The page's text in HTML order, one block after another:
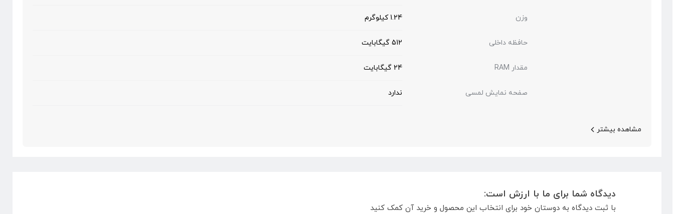
وزن 1.24 کیلوگرم
حافظه داخلی 512 گیگابایت
مقدار RAM 24 گیگابایت
صفحه نمایش لمسی ندارد
مشاهده بیشتر
دیدگاه شما برای ما با ارزش است:
با ثبت دیدگاه به دوستان خود برای انتخاب این محصول و خرید آن کمک کنید